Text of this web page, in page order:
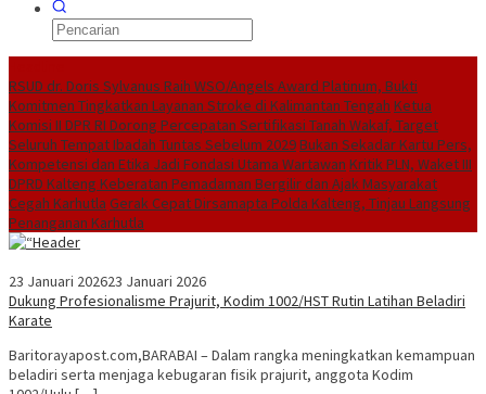
RSUD dr. Doris Sylvanus Raih WSO/Angels Award Platinum, Bukti
Komitmen Tingkatkan Layanan Stroke di Kalimantan Tengah Ketua
Komisi II DPR RI Dorong Percepatan Sertifikasi Tanah Wakaf, Target
Seluruh Tempat Ibadah Tuntas Sebelum 2029Bukan Sekadar Kartu Pers,
Kompetensi dan Etika Jadi Fondasi Utama Wartawan Kritik PLN, Waket III
DPRD Kalteng Keberatan Pemadaman Bergilir dan Ajak Masyarakat
Cegah Karhutla Gerak Cepat Dirsamapta Polda Kalteng, Tinjau Langsung
Penanganan Karhutla
23 Januari 202623 Januari 2026
Dukung Profesionalisme Prajurit, Kodim 1002/HST Rutin Latihan Beladiri
Karate
Baritorayapost.com,BARABAI – Dalam rangka meningkatkan kemampuan
beladiri serta menjaga kebugaran fisik prajurit, anggota Kodim